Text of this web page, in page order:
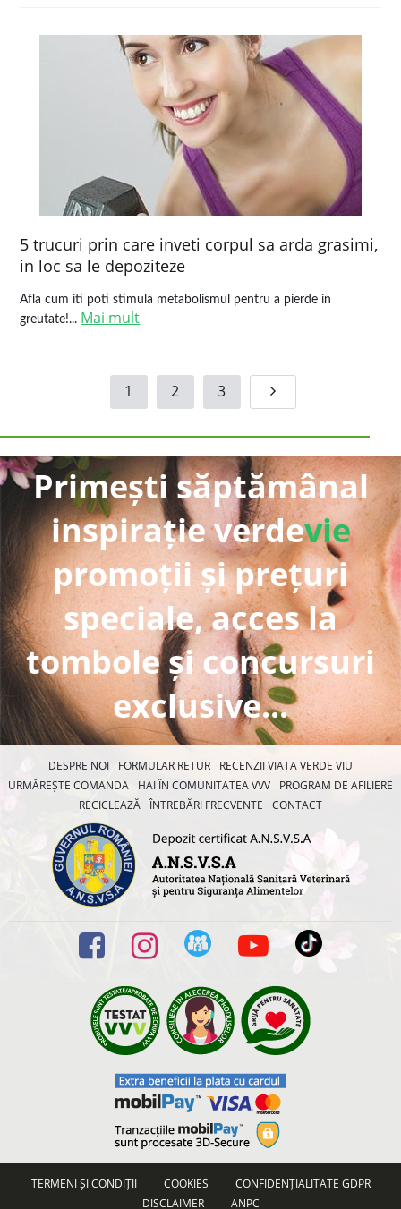
5 trucuri prin care inveti corpul sa arda grasimi,
in loc sa le depoziteze
Afla cum iti poti stimula metabolismul pentru a pierde in
greutate!... Mai mult
1 2 3
Primești săptămânal
inspirație verdevie
promoții și prețuri
speciale, acces la
tombole și concursuri
exclusive...
DESPRE NOI FORMULAR RETUR
RECENZII VIAȚA VERDE VIU
URMĂREȘTE COMANDA
HAI ÎN COMUNITATEA VVV
PROGRAM DE AFILIERE
RECICLEAZĂ ÎNTREBĂRI FRECVENTE CONTACT
TERMENI ȘI CONDIȚII COOKIES
CONFIDENȚIALITATE GDPR
DISCLAIMER
ANPC